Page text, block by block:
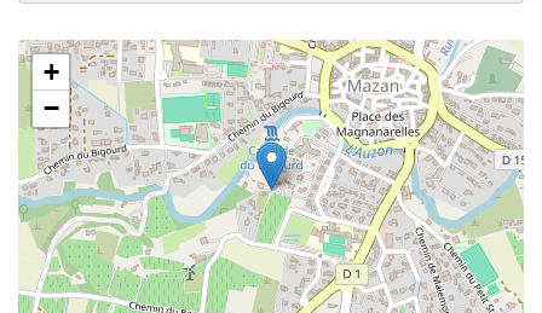
+
−
✕